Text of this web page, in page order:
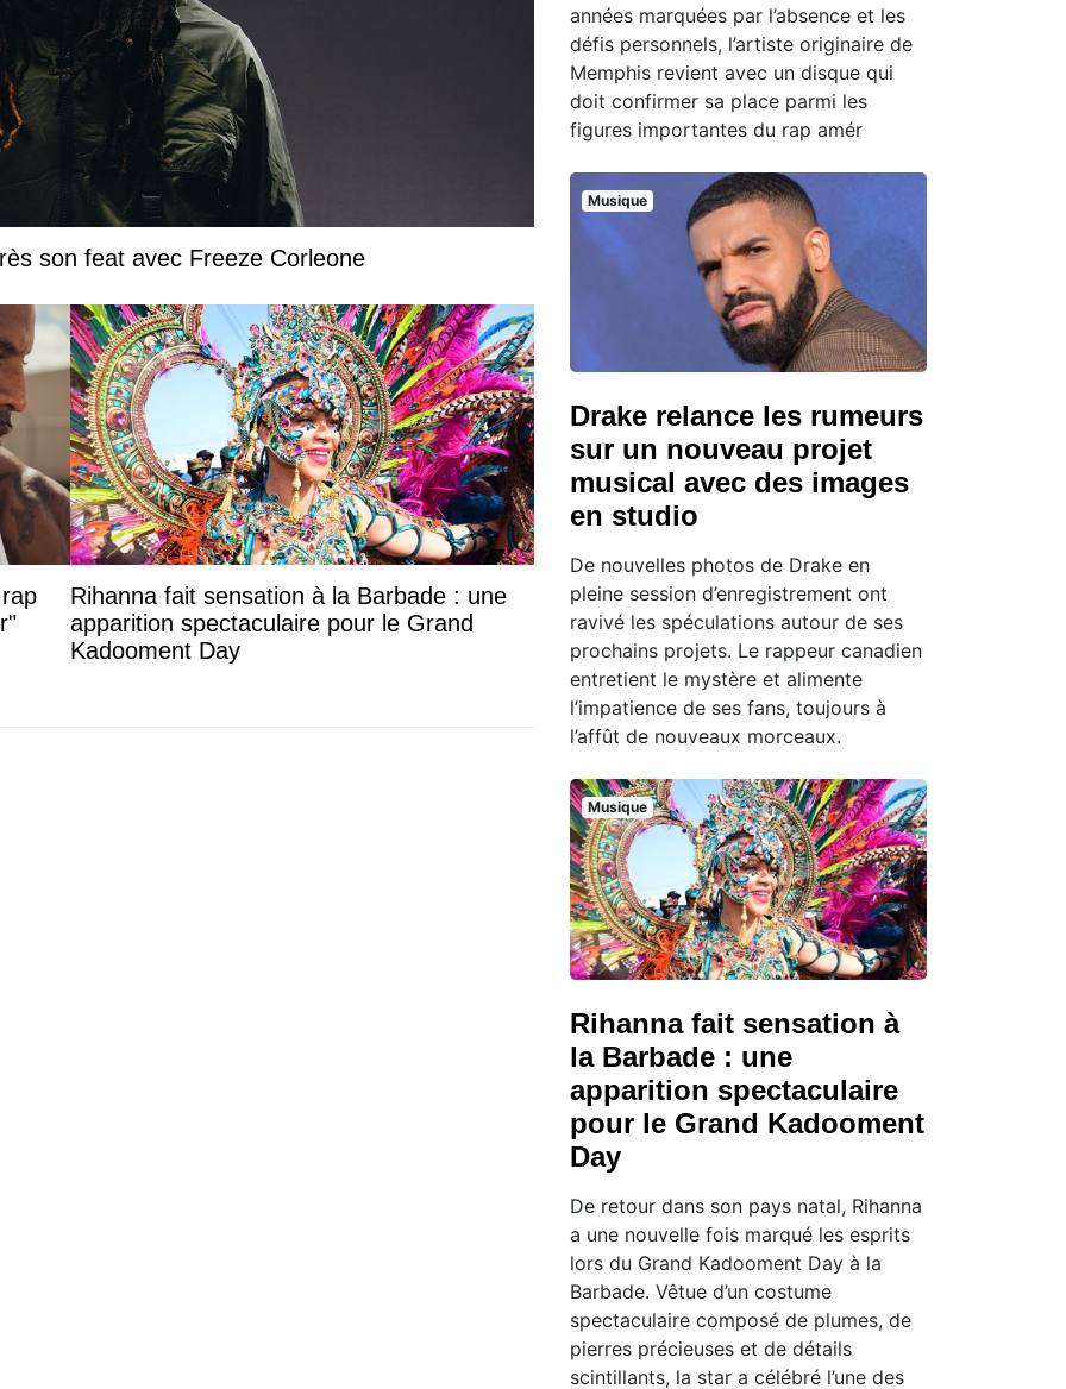
son feat avec Freeze Corleone
Rihanna fait sensation à la Barbade : une
apparition spectaculaire pour le Grand
Kadooment Day
années marquées par l’absence et les
défis personnels, l’artiste originaire de
Memphis revient avec un disque qui
doit confirmer sa place parmi les
figures importantes du rap amér
Musique
Drake relance les rumeurs
sur un nouveau projet
musical avec des images
en studio
De nouvelles photos de Drake en
pleine session d’enregistrement ont
ravivé les spéculations autour de ses
prochains projets. Le rappeur canadien
entretient le mystère et alimente
l’impatience de ses fans, toujours à
l’affût de nouveaux morceaux.
Musique
Rihanna fait sensation à
la Barbade : une
apparition spectaculaire
pour le Grand Kadooment
Day
De retour dans son pays natal, Rihanna
a une nouvelle fois marqué les esprits
lors du Grand Kadooment Day à la
Barbade. Vêtue d’un costume
spectaculaire composé de plumes, de
pierres précieuses et de détails
scintillants, la star a célébré l’une des